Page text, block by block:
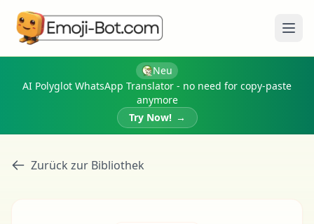
Neu
AI Polyglot WhatsApp Translator - no need for copy-paste
anymore
Try Now! →
Zurück zur Bibliothek